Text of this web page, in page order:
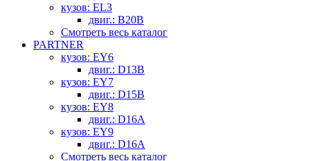
кузов: EL3
двиг.: B20B
Смотреть весь каталог
PARTNER
кузов: EY6
двиг.: D13B
кузов: EY7
двиг.: D15B
кузов: EY8
двиг.: D16A
кузов: EY9
двиг.: D16A
Смотреть весь каталог